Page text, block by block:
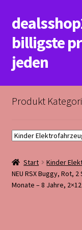
Zur
Navigation
springen
Zum
Inhalt
springen
billigste
jeden
Start
Kasse
Mein Konto
Produkt
Start Kinder
NEU RSX Buggy, Rot,
Monate – 8 Jahre,